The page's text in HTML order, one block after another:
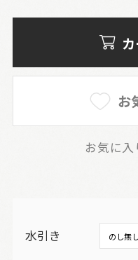
お
お気に入
水引き